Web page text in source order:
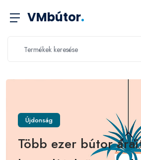
VMbútor.
Újdonság
Több ezer bútor